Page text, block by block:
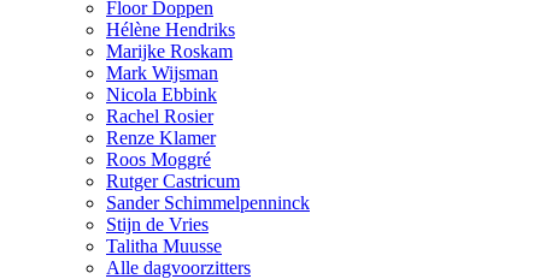
Floor Doppen
Hélène Hendriks
Marijke Roskam
Mark Wijsman
Nicola Ebbink
Rachel Rosier
Renze Klamer
Roos Moggré
Rutger Castricum
Sander Schimmelpenninck
Stijn de Vries
Talitha Muusse
Alle dagvoorzitters